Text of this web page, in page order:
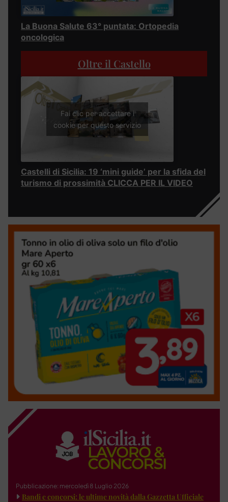
La Buona Salute 63° puntata: Ortopedia
oncologica
Oltre il Castello
Fai clic per accettare i
cookie per questo servizio
Castelli di Sicilia: 19 ‘mini guide’ per la sfida del
turismo di prossimità CLICCA PER IL VIDEO
Pubblicazione: mercoledì 8 Luglio 2026
Bandi e concorsi: le ultime novità dalla Gazzetta Ufficiale